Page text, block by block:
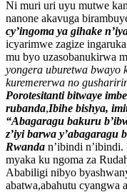
Ni muri uri uyu mutwe
nanone akavuga
cy’ingoma ya gihake
icyarimwe zagize
mu byo uzasobanukirwa
yongera uburetwa bwayo
kuremererwa no
Porotesitanti bitwaye
rubanda,Ibihe bishya,
“Abagaragu bakuru
z’iyi barwa y’abagaragu
Rwanda n’ibindi
myaka ku ngoma za
Ababiligi nibyo
abatwa,abahutu cyangwa